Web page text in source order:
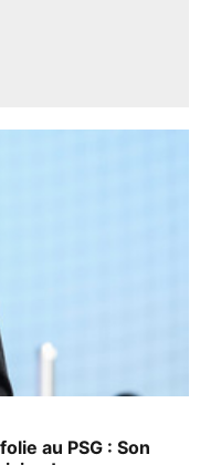
au PSG : Son